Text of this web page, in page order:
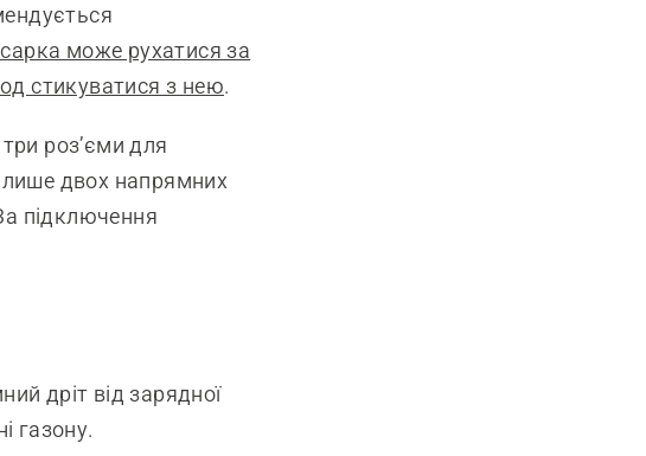
може рухатися за
стикуватися з нею.
роз’єми для
двох напрямних
підключення
дріт від зарядної
газону.